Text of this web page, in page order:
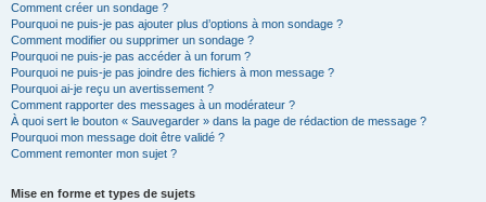
Comment créer un sondage ?
Pourquoi ne puis-je pas ajouter plus d’options à mon sondage ?
Comment modifier ou supprimer un sondage ?
Pourquoi ne puis-je pas accéder à un forum ?
Pourquoi ne puis-je pas joindre des fichiers à mon message ?
Pourquoi ai-je reçu un avertissement ?
Comment rapporter des messages à un modérateur ?
À quoi sert le bouton « Sauvegarder » dans la page de rédaction de message ?
Pourquoi mon message doit être validé ?
Comment remonter mon sujet ?
Mise en forme et types de sujets